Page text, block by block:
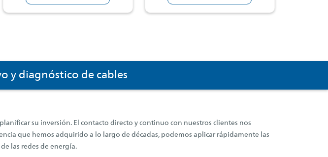
y diagnóstico de cables
su inversión. El contacto directo y continuo con nuestros clientes nos
que hemos adquirido a lo largo de décadas, podemos aplicar rápidamente las
las redes de energía.